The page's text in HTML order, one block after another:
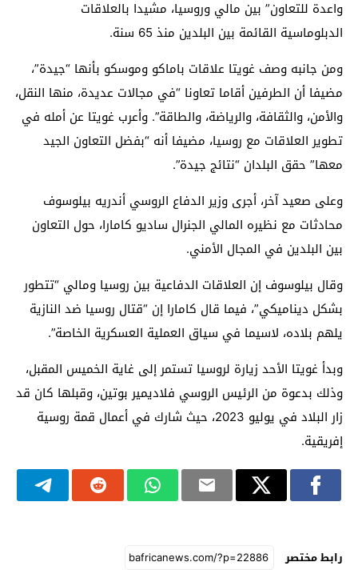
واعدة للتعاون” بين مالي وروسيا، مشيدا بالعلاقات
الدبلوماسية القائمة بين البلدين منذ 65 سنة.
ومن جانبه وصف غويتا علاقات باماكو وموسكو بأنها “جيدة”،
مضيفا أن الطرفين أقاما تعاونا “في مجالات عديدة، منها النقل،
والأمن، والثقافة، والرياضة، والطاقة”. وأعرب غويتا عن أمله في
تطوير العلاقات مع روسيا، مضيفا أنه “بفضل التعاون الجيد
معها” حقق البلدان “نتائج جيدة”.
وعلى صعيد آخر، أجرى وزير الدفاع الروسي أندريه بيلوسوف
محادثات مع نظيره المالي الجنرال ساديو كامارا، حول التعاون
بين البلدين في المجال الأمني.
وقال بيلوسوف إن العلاقات الدفاعية بين روسيا ومالي “تتطور
بشكل ديناميكي”، فيما قال كامارا إن “قتال روسيا ضد النازية
يلهم بلاده، لاسيما في سياق العملية العسكرية الخاصة”.
وبدأ غويتا الأحد زيارة لروسيا تستمر إلى غاية الخميس المقبل،
وذلك بدعوة من الرئيس الروسي فلاديمير بوتين، وقبلها كان قد
زار البلاد في يوليو 2023، حيث شارك في أعمال قمة روسية
إفريقية.
رابط مختصر